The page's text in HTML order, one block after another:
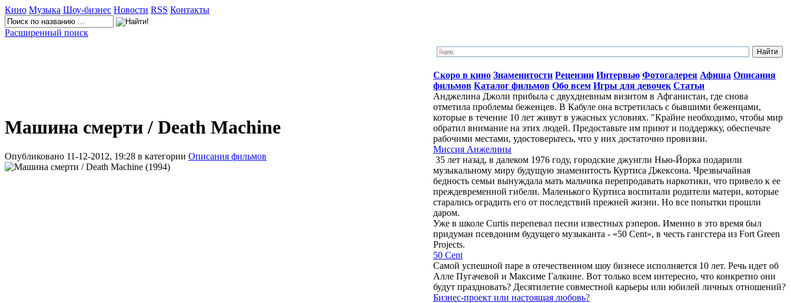
Кино Музыка Шоу-бизнес Новости RSS Контакты
Расширенный поиск
Машина смерти / Death Machine
Опубликовано 11-12-2012, 19:28 в категории Описания фильмов
Скоро в кино Знаменитости Рецензии Интервью Фотогалерея Афиша Описания
фильмов Каталог фильмов Обо всем Игры для девочек Статьи
Анджелина Джоли прибыла с двухдневным визитом в Афганистан, где снова
отметила проблемы беженцев. В Кабуле она встретилась с бывшими беженцами,
которые в течение 10 лет живут в ужасных условиях. "Крайне необходимо, чтобы мир
обратил внимание на этих людей. Предоставьте им приют и поддержку, обеспечьте
рабочими местами, удостоверьтесь, что у них достаточно провизии.
Миссия Анжелины
35 лет назад, в далеком 1976 году, городские джунгли Нью-Йорка подарили
музыкальному миру будущую знаменитость Куртиса Джексона. Чрезвычайная
бедность семьи вынуждала мать мальчика перепродавать наркотики, что привело к ее
преждевременной гибели. Маленького Куртиса воспитали родители матери, которые
старались оградить его от последствий прежней жизни. Но все попытки прошли
даром.
Уже в школе Curtis перепевал песни известных рэперов. Именно в это время был
придуман псевдоним будущего музыканта - «50 Cent», в честь гангстера из Fort Green
Projects.
50 Cent
Самой успешной паре в отечественном шоу бизнесе исполняется 10 лет. Речь идет об
Алле Пугачевой и Максиме Галкине. Вот только всем интересно, что конкретно они
будут праздновать? Десятилетие совместной карьеры или юбилей личных отношений?
Бизнес-проект или настоящая любовь?